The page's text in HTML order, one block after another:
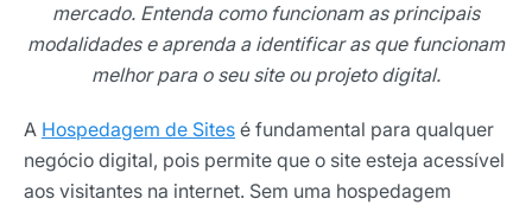
mercado. Entenda como funcionam as principais
modalidades e aprenda a identificar as que funcionam
melhor para o seu site ou projeto digital.
A Hospedagem de Sites é fundamental para qualquer
negócio digital, pois permite que o site esteja acessível
aos visitantes na internet. Sem uma hospedagem